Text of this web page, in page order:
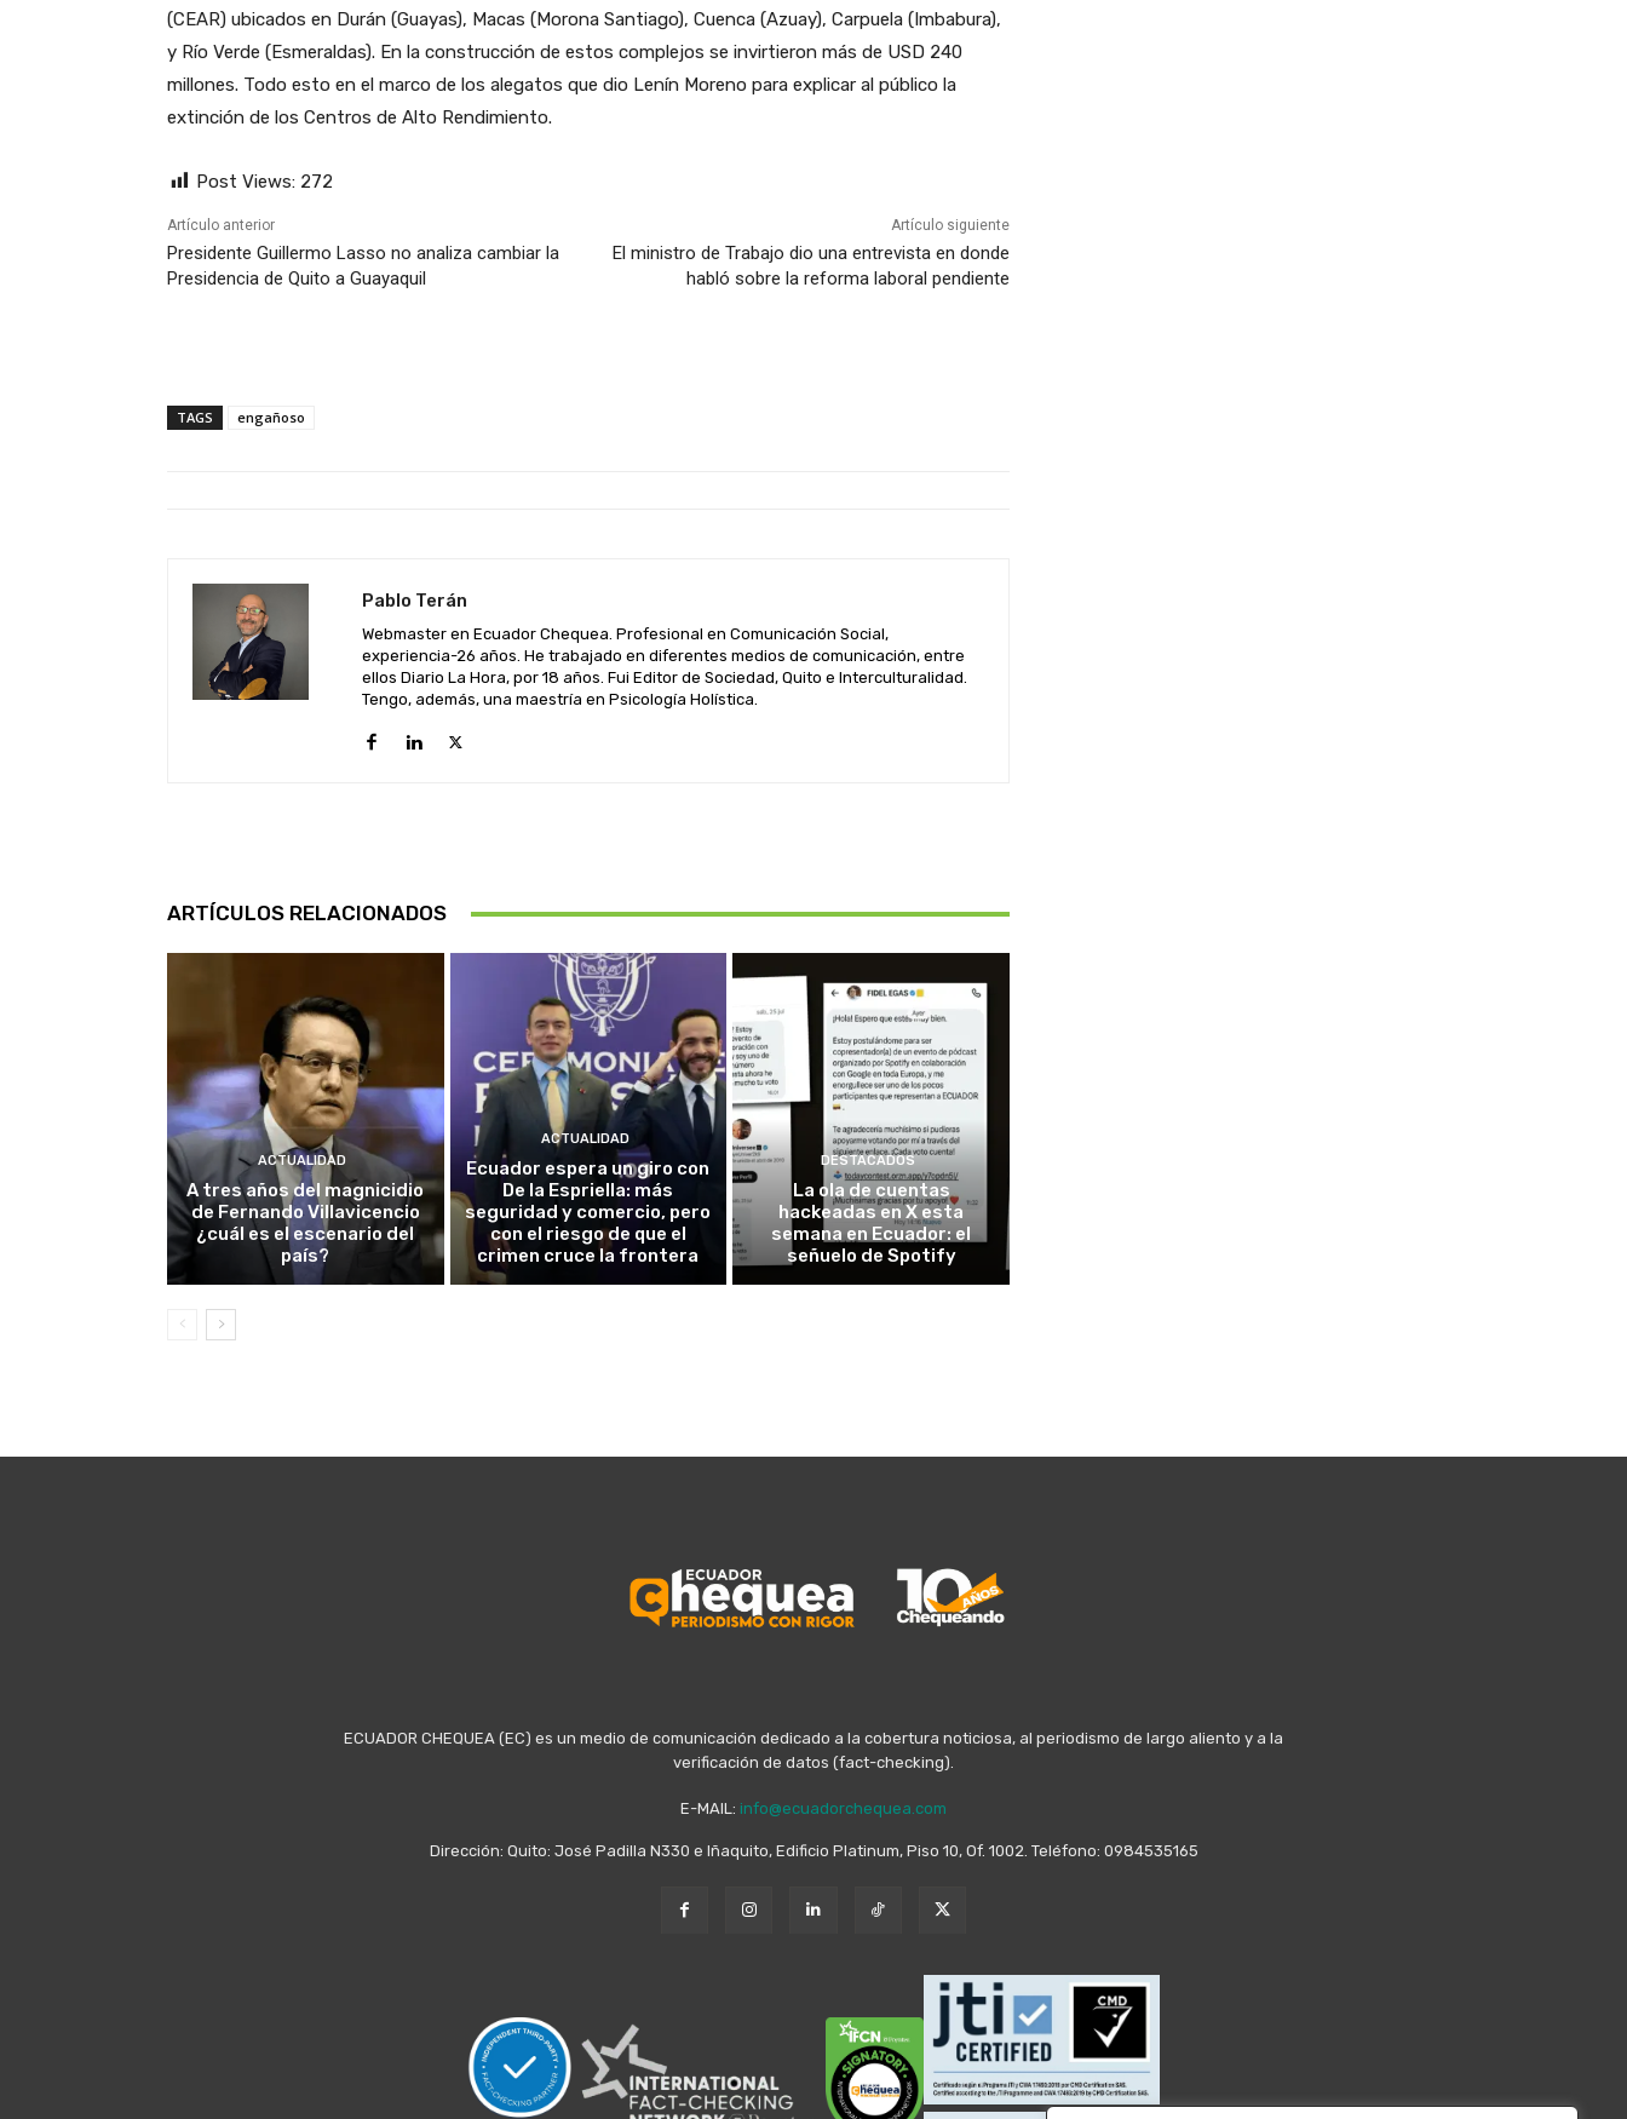
(CEAR) ubicados en Durán (Guayas), Macas (Morona Santiago), Cuenca (Azuay), Carpuela (Imbabura),
y Río Verde (Esmeraldas). En la construcción de estos complejos se invirtieron más de USD 240
millones. Todo esto en el marco de los alegatos que dio Lenín Moreno para explicar al público la
extinción de los Centros de Alto Rendimiento.
Post Views: 272
Artículo anterior
Presidente Guillermo Lasso no analiza cambiar la
Presidencia de Quito a Guayaquil
Artículo siguiente
El ministro de Trabajo dio una entrevista en donde
habló sobre la reforma laboral pendiente
TAGS engañoso
Pablo Terán
Webmaster en Ecuador Chequea. Profesional en Comunicación Social,
experiencia-26 años. He trabajado en diferentes medios de comunicación, entre
ellos Diario La Hora, por 18 años. Fui Editor de Sociedad, Quito e Interculturalidad.
Tengo, además, una maestría en Psicología Holística.
ARTÍCULOS RELACIONADOS
ACTUALIDAD
A tres años del magnicidio
de Fernando Villavicencio
¿cuál es el escenario del
país?
ACTUALIDAD
Ecuador espera un giro con
De la Espriella: más
seguridad y comercio, pero
con el riesgo de que el
crimen cruce la frontera
DESTACADOS
La ola de cuentas
hackeadas en X esta
semana en Ecuador: el
señuelo de Spotify
ECUADOR CHEQUEA (EC) es un medio de comunicación dedicado a la cobertura noticiosa, al periodismo de largo aliento y a la
verificación de datos (fact-checking).
E-MAIL: info@ecuadorchequea.com
Dirección: Quito: José Padilla N330 e Iñaquito, Edificio Platinum, Piso 10, Of. 1002. Teléfono: 0984535165